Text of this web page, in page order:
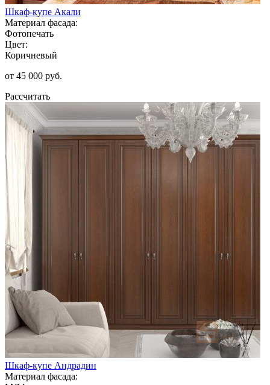
Шкаф-купе Акали
Материал фасада:
Фотопечать
Цвет:
Коричневый
от 45 000 руб.
Рассчитать
Шкаф-купе Андрадин
Материал фасада: